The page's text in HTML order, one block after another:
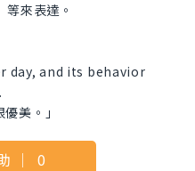
來表達。
day, and its behavior
美。」
｜ 0